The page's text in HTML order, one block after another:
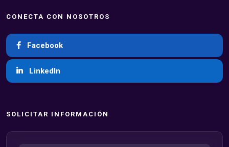
CONECTA CON NOSOTROS
Facebook
LinkedIn
SOLICITAR INFORMACIÓN